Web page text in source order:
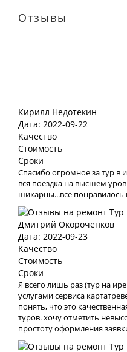
Отзывы
Кирилл Недотекин
Дата: 2022-09-22
Качество
Стоимость
Сроки
Спасибо огромное за тур в
вся поездка на высшем
шикарны...все понравилось
Дмитрий Окороченков
Дата: 2022-09-23
Качество
Стоимость
Сроки
Я всего лишь раз (тур на
услугами сервиса
понять, что это
туров. хочу отметить
простоту оформления